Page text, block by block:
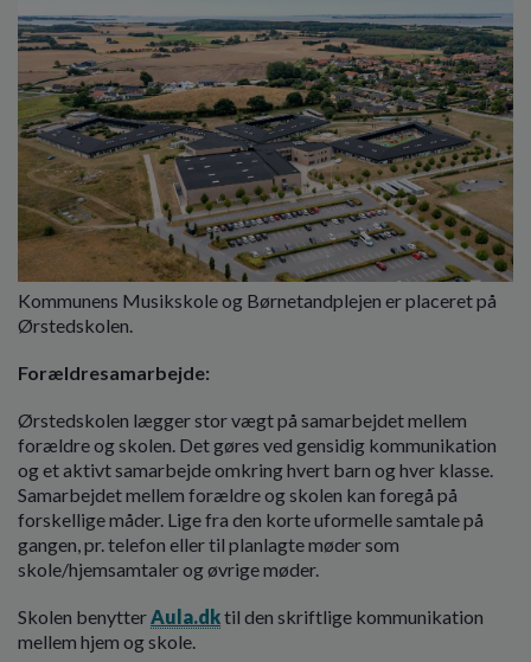
Kommunens Musikskole og Børnetandplejen er placeret på
Ørstedskolen.
Forældresamarbejde:
Ørstedskolen lægger stor vægt på samarbejdet mellem
forældre og skolen. Det gøres ved gensidig kommunikation
og et aktivt samarbejde omkring hvert barn og hver klasse.
Samarbejdet mellem forældre og skolen kan foregå på
forskellige måder. Lige fra den korte uformelle samtale på
gangen, pr. telefon eller til planlagte møder som
skole/hjemsamtaler og øvrige møder.
Skolen benytterAula.dktil den skriftlige kommunikation
mellem hjem og skole.